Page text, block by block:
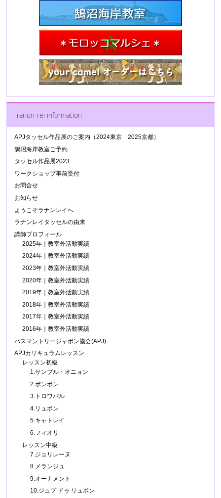
ranun-rei information
APJタッセル作品展のご案内（2024東京 2025京都）
鵠沼海岸教室ご予約
タッセル作品展2023
ワークショップ事前受付
お問合せ
お知らせ
ようこそラナンレイへ
ラナンレイタッセルの由来
講師プロフィール
2025年｜教室外活動実績
2024年｜教室外活動実績
2023年｜教室外活動実績
2020年｜教室外活動実績
2019年｜教室外活動実績
2018年｜教室外活動実績
2017年｜教室外活動実績
2016年｜教室外活動実績
パスマントリージャポン協会(APJ)
APJカリキュラムレッスン
レッスン初級
1.サンプル・オニョン
2.ポンポン
3.トロワバル
4.リュボン
5.キャトレイ
6.フィオリ
レッスン中級
7.ジョリレーヌ
8.メランジュ
9.オーナメント
10.ジュプ ドゥ リュボン